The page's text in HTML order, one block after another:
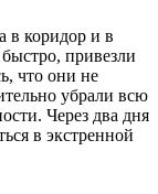
в коридор и в
привезли
что они не
убрали всю
Через два дня
в экстренной